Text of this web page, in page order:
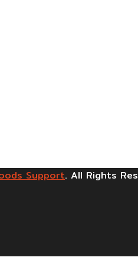
Support. All Rights